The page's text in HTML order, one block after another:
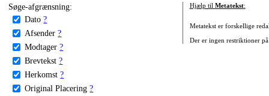
Søge-afgrænsning:
Dato ?
Afsender ?
Modtager ?
Brevtekst ?
Herkomst ?
Original Placering ?
Hjælp til Metatekst:
Metatekst er forskellige
Der er ingen restriktioner